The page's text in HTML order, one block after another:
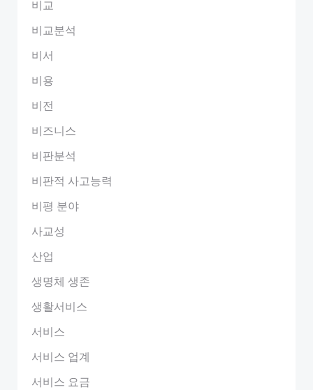
비교
비교분석
비서
비용
비전
비즈니스
비판분석
비판적 사고능력
비평 분야
사교성
산업
생명체 생존
생활서비스
서비스
서비스 업계
서비스 요금